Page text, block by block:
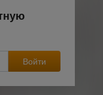
Войти